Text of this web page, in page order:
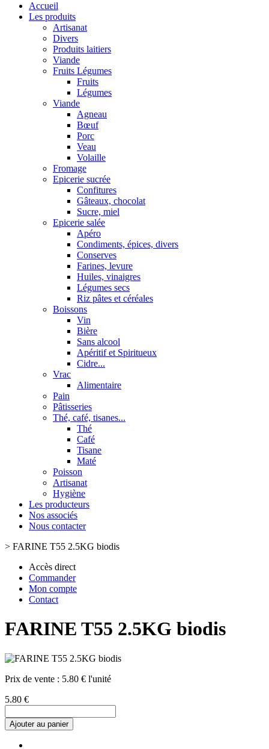
Accueil
Les produits
Artisanat
Divers
Produits laitiers
Viande
Fruits Légumes
Fruits
Légumes
Viande
Agneau
Bœuf
Porc
Veau
Volaille
Fromage
Epicerie sucrée
Confitures
Gâteaux, chocolat
Sucre, miel
Epicerie salée
Apéro
Condiments, épices, divers
Conserves
Farines, levure
Huiles, vinaigres
Légumes secs
Riz pâtes et céréales
Boissons
Vin
Bière
Sans alcool
Apéritif et Spiritueux
Cidre...
Vrac
Alimentaire
Pain
Pâtisseries
Thé, café, tisanes...
Thé
Café
Tisane
Maté
Poisson
Artisanat
Hygiène
Les producteurs
Nos associés
Nous contacter
> FARINE T55 2.5KG biodis
Accès direct
Commander
Mon compte
Contact
FARINE T55 2.5KG biodis
Prix de vente : 5.80 € l'unité
5.80 €
Ajouter au panier